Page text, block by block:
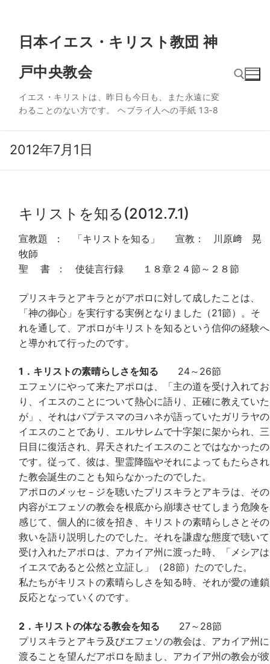
日本イエス・キリスト教団 神
戸中央教会
イエス・キリストは、昨日も今日も、また永遠に変
わることのない方です。 ヘブライ人への手紙 13‐8
2012年7月1日
キリストを知る(2012.7.1)
宣教題 ： 「キリストを知る」 宣教： 川原﨑 晃
牧師
聖 書 ： 使徒言行録 １８章２４節～２８節
プリスキラとアキラとがアポロに対して成したことは、
「神の御心」を実行する実例となりました（21節）。そ
れを通して、アポロがキリストを知るという信仰の経験へ
と導かれて行ったのです。
1．キリストの素晴らしさを知る 24～26節
エフェソにやって来たアポロは、「主の道を受け入れてお
り、イエスのことについて熱心に語り、正確に教えていた
が」、それはバプテスマのヨハネが語っていたガリラヤの
イエスのことであり、エルサレムで十字架に架かられ、三
日目に復活され、昇天されたイエスのことではなかったの
です。従って、彼は、聖霊降臨やそれによってもたらされ
た教会誕生のことも知らなかったのでした。
アポロのメッセ－ジを聴いたプリスキラとアキラは、その
内容がエフェソの教会を根底から崩壊させてしまう危険を
感じて、個人的に彼を招き、キリストの素晴らしさとその
救いを語り説明したのでした。それを謙虚な態度で聴いて
受け入れたアポロは、アカイア州に渡った時、「メシアは
イエスであると公然と立証し」（28節）たのでした。
私たちがキリストの素晴らしさを知る時、それが愛の連鎖
反応となっていくのです。
2．キリストの体なる教会を知る 27～28節
プリスキラとアキラ及びエフェソの教会は、アカイア州に
渡ることを望んだアポロを励まし、アカイア州の教会が彼